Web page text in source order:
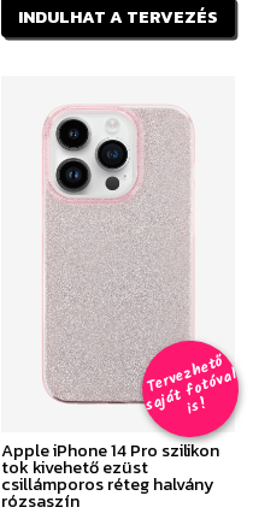
INDULHAT A TERVEZÉS
T
er
v
e
z
h
e
t
ő
s
aj
á
t
f
o
t
ó
v
al
i
s
!
Apple iPhone 14 Pro szilikon
tok kivehető ezüst
csillámporos réteg halvány
rózsaszín